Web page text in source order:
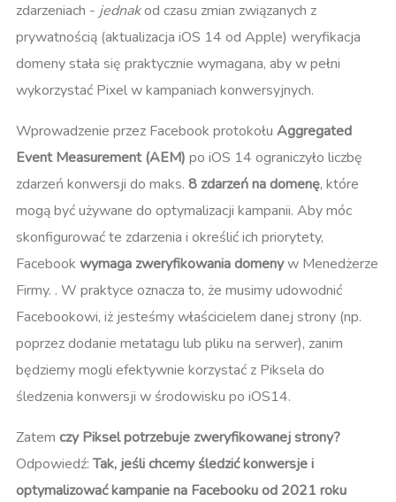
zdarzeniach - jednakod czasu zmian związanych z
prywatnością (aktualizacja iOS 14 od Apple) weryfikacja
domeny stała się praktycznie wymagana, aby w pełni
wykorzystać Pixel w kampaniach konwersyjnych.
Wprowadzenie przez Facebook protokołu Aggregated
Event Measurement (AEM) po iOS 14 ograniczyło liczbę
zdarzeń konwersji do maks. 8 zdarzeń na domenę, które
mogą być używane do optymalizacji kampanii. Aby móc
skonfigurować te zdarzenia i określić ich priorytety,
Facebook wymaga zweryfikowania domenyw Menedżerze
Firmy. . W praktyce oznacza to, że musimy udowodnić
Facebookowi, iż jesteśmy właścicielem danej strony (np.
poprzez dodanie metatagu lub pliku na serwer), zanim
będziemy mogli efektywnie korzystać z Piksela do
śledzenia konwersji w środowisku po iOS14.
Zatem czy Piksel potrzebuje zweryfikowanej strony?
Odpowiedź:Tak, jeśli chcemy śledzić konwersje i
optymalizować kampanie na Facebooku od 2021 roku